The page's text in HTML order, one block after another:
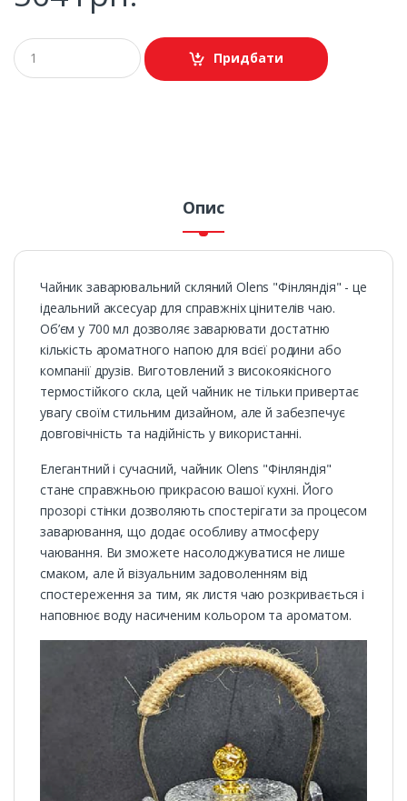
Придбати
Опис
Чайник заварювальний скляний Olens "Фінляндія" - це
ідеальний аксесуар для справжніх цінителів чаю.
Об’єм у 700 мл дозволяє заварювати достатню
кількість ароматного напою для всієї родини або
компанії друзів. Виготовлений з високоякісного
термостійкого скла, цей чайник не тільки привертає
увагу своїм стильним дизайном, але й забезпечує
довговічність та надійність у використанні.
Елегантний і сучасний, чайник Olens "Фінляндія"
стане справжньою прикрасою вашої кухні. Його
прозорі стінки дозволяють спостерігати за процесом
заварювання, що додає особливу атмосферу
чаювання. Ви зможете насолоджуватися не лише
смаком, але й візуальним задоволенням від
спостереження за тим, як листя чаю розкривається і
наповнює воду насиченим кольором та ароматом.